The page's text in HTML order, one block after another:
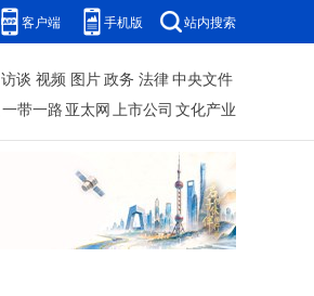
客户端 手机版 站内搜索
访谈 视频 图片政务 法律中央文件
一带一路 亚太网上市公司 文化产业